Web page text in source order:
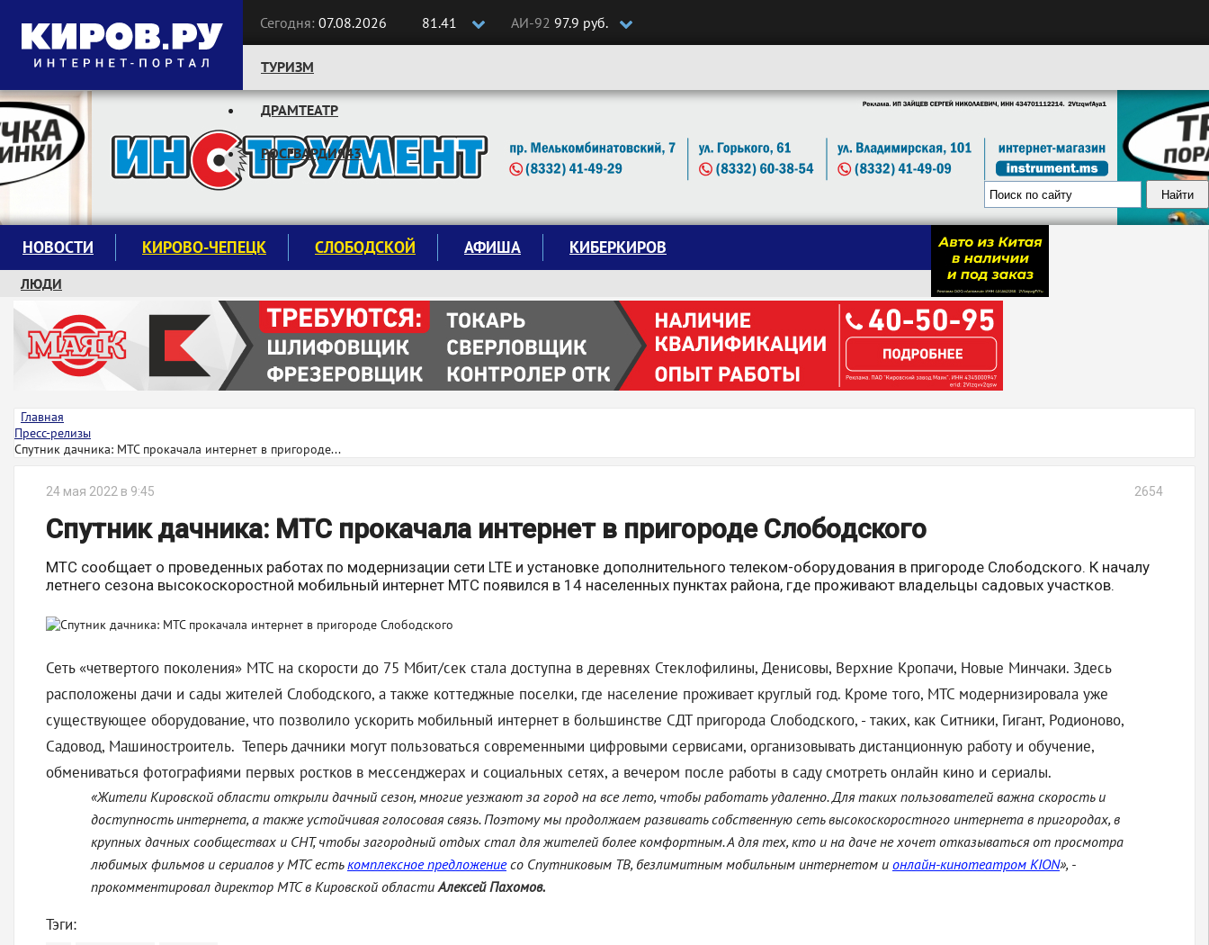
Сегодня: 07.08.2026 81.41 АИ-92 97.9 руб.
Следите за новостями:
ТУРИЗМ
ДРАМТЕАТР
РОСГВАРДИЯ43
НОВОСТИ КИРОВО-ЧЕПЕЦК СЛОБОДСКОЙ АФИША КИБЕРКИРОВ
ЛЮДИ
КРУЖКИ И СЕКЦИИ
ЗАВОДУ "МАЯК" 85 ЛЕТ
ЭКОЛОГИЯ
Главная
Пресс-релизы
Спутник дачника: МТС прокачала интернет в пригороде...
24 мая 2022 в 9:45 2654
Спутник дачника: МТС прокачала интернет в пригороде Слободского
МТС сообщает о проведенных работах по модернизации сети LTE и установке дополнительного телеком-оборудования в пригороде Слободского. К началу
летнего сезона высокоскоростной мобильный интернет МТС появился в 14 населенных пунктах района, где проживают владельцы садовых участков.
Сеть «четвертого поколения» МТС на скорости до 75 Мбит/сек стала доступна в деревнях Стеклофилины, Денисовы, Верхние Кропачи, Новые Минчаки. Здесь
расположены дачи и сады жителей Слободского, а также коттеджные поселки, где население проживает круглый год. Кроме того, МТС модернизировала уже
существующее оборудование, что позволило ускорить мобильный интернет в большинстве СДТ пригорода Слободского, - таких, как Ситники, Гигант, Родионово,
Садовод, Машиностроитель. Теперь дачники могут пользоваться современными цифровыми сервисами, организовывать дистанционную работу и обучение,
обмениваться фотографиями первых ростков в мессенджерах и социальных сетях, а вечером после работы в саду смотреть онлайн кино и сериалы.
«Жители Кировской области открыли дачный сезон, многие уезжают за город на все лето, чтобы работать удаленно. Для таких пользователей важна скорость и
доступность интернета, а также устойчивая голосовая связь. Поэтому мы продолжаем развивать собственную сеть высокоскоростного интернета в пригородах, в
крупных дачных сообществах и СНТ, чтобы загородный отдых стал для жителей более комфортным. А для тех, кто и на даче не хочет отказываться от просмотра
любимых фильмов и сериалов у МТС естькомплексное предложениесо Спутниковым ТВ, безлимитным мобильным интернетом и онлайн-кинотеатром KION», -
прокомментировал директор МТС в Кировской областиАлексей Пахомов.
Тэги: